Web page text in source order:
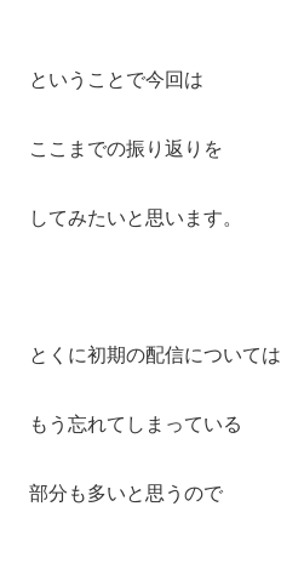
ということで今回は
ここまでの振り返りを
してみたいと思います。
とくに初期の配信については
もう忘れてしまっている
部分も多いと思うので